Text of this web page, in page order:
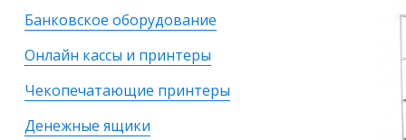
Банковское оборудование
Онлайн кассы и принтеры
Чекопечатающие принтеры
Денежные ящики